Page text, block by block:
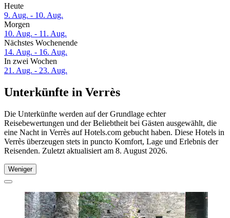
Heute
9. Aug. - 10. Aug.
Morgen
10. Aug. - 11. Aug.
Nächstes Wochenende
14. Aug. - 16. Aug.
In zwei Wochen
21. Aug. - 23. Aug.
Unterkünfte in Verrès
Die Unterkünfte werden auf der Grundlage echter
Reisebewertungen und der Beliebtheit bei Gästen ausgewählt, die
eine Nacht in Verrès auf Hotels.com gebucht haben. Diese Hotels in
Verrès überzeugen stets in puncto Komfort, Lage und Erlebnis der
Reisenden. Zuletzt aktualisiert am 8. August 2026.
Weniger